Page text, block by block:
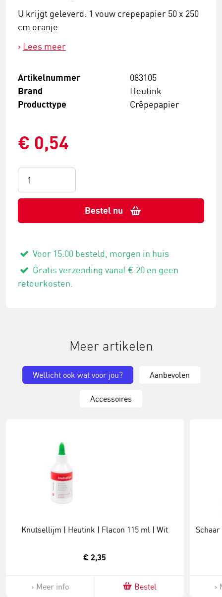
U krijgt geleverd: 1 vouw crepepapier 50 x 250
cm oranje
Lees meer
Artikelnummer 083105
Brand Heutink
Producttype Crêpepapier
€ 0,54
Bestel nu
Voor 15:00 besteld, morgen in huis
Gratis verzending vanaf € 20 en geen
retourkosten.
Meer artikelen
Wellicht ook wat voor jou? Aanbevolen
Accessoires
Knutsellijm | Heutink | Flacon 115 ml | Wit
€ 2,35
Meer info Bestel